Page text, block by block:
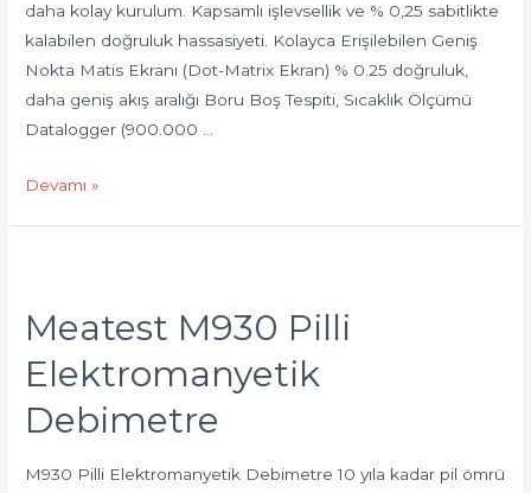
daha kolay kurulum. Kapsamlı işlevsellik ve % 0,25 sabitlikte
kalabilen doğruluk hassasiyeti. Kolayca Erişilebilen Geniş
Nokta Matis Ekranı (Dot-Matrix Ekran) % 0.25 doğruluk,
daha geniş akış aralığı Boru Boş Tespiti, Sıcaklık Ölçümü
Datalogger (900.000 …
Devamı »
Meatest M930 Pilli
Elektromanyetik
Debimetre
M930 Pilli Elektromanyetik Debimetre 10 yıla kadar pil ömrü